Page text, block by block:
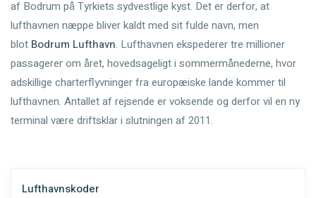
af Bodrum på Tyrkiets sydvestlige kyst. Det er derfor, at
lufthavnen næppe bliver kaldt med sit fulde navn, men
blot Bodrum Lufthavn. Lufthavnen ekspederer tre millioner
passagerer om året, hovedsageligt i sommermånederne, hvor
adskillige charterflyvninger fra europæiske lande kommer til
lufthavnen. Antallet af rejsende er voksende og derfor vil en ny
terminal være driftsklar i slutningen af 2011.
Lufthavnskoder